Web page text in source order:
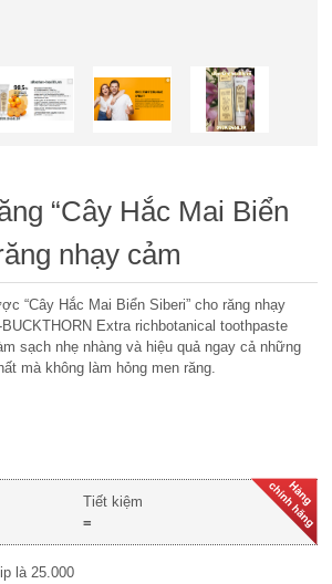
“Cây Hắc Mai Biển
nhạy cảm
“Cây Hắc Mai Biển Siberi” cho răng nhạy
Extra richbotanical toothpaste
sạch nhẹ nhàng và hiệu quả ngay cả những
mà không làm hỏng men răng.
Tiết kiệm
=
là 25.000